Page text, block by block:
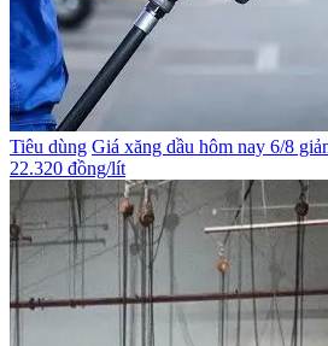
Tiêu dùng Giá xăng dầu hôm nay 6/8
22.320 đồng/lít